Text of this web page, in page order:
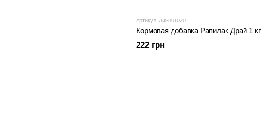
Артикул: ДФ-801020
Кормовая добавка Рапилак Драй 1 кг
222 грн